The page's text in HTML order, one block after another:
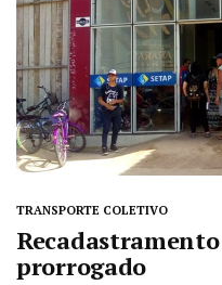
TRANSPORTE COLETIVO
prorrogado